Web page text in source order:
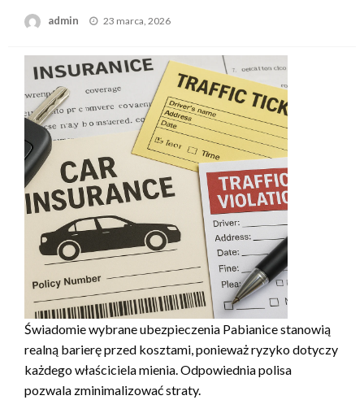
admin
Opublikowane
23 marca, 2026
Świadomie wybrane ubezpieczenia Pabianice stanowią
realną barierę przed kosztami, ponieważ ryzyko dotyczy
każdego właściciela mienia. Odpowiednia polisa
pozwala zminimalizować straty.